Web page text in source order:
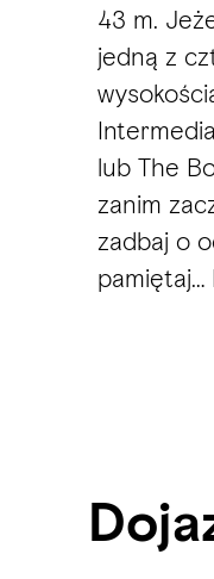
43 m.
jedną z
lub The
zanim
zadbaj o
pamiętaj…